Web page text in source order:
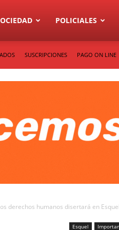
POLICIALES
SUSCRIPCIONES PAGO ON LINE
derechos humanos disertará en Esquel
Esquel